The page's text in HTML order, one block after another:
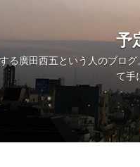
予
る廣田西五という人のブロ
て手